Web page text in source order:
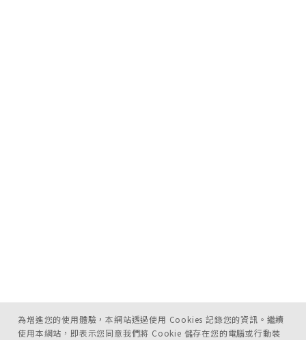
為增進您的使用體驗，本網站透過使用 Cookies 記錄您的資訊。繼續
使用本網站，即表示您同意我們將 Cookie 儲存在您的電腦或行動裝